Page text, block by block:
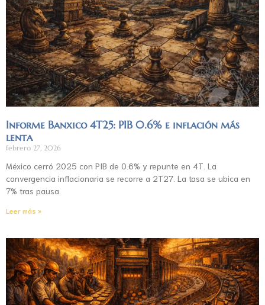
Informe Banxico 4T25: PIB 0.6% e inflación más
lenta
febrero 27, 2026
México cerró 2025 con PIB de 0.6% y repunte en 4T. La
convergencia inflacionaria se recorre a 2T27. La tasa se ubica en
7% tras pausa.
Leer más »